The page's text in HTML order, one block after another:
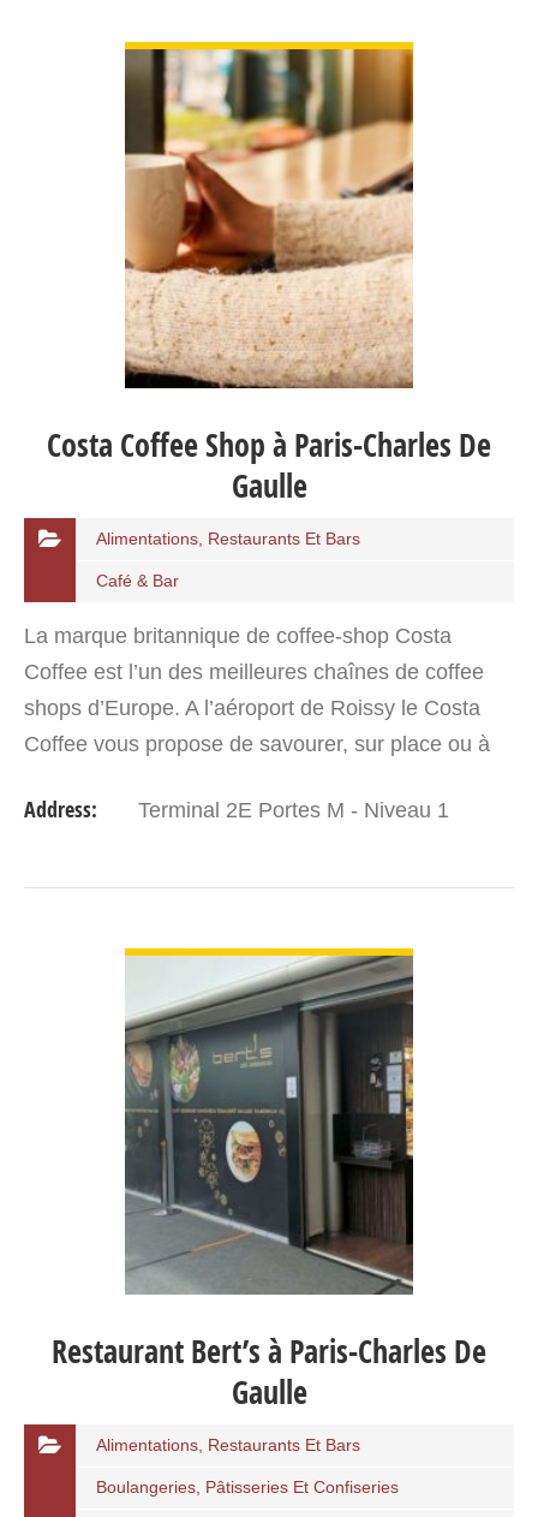
Costa Coffee Shop à Paris-Charles De
Gaulle
Alimentations, Restaurants Et Bars
Café & Bar
La marque britannique de coffee-shop Costa
Coffee est l’un des meilleures chaînes de coffee
shops d’Europe. A l’aéroport de Roissy le Costa
Coffee vous propose de savourer, sur place ou à
mélange…
Address: Terminal 2E Portes M - Niveau 1
Restaurant Bert’s à Paris-Charles De
Gaulle
Alimentations, Restaurants Et Bars
Boulangeries, Pâtisseries Et Confiseries